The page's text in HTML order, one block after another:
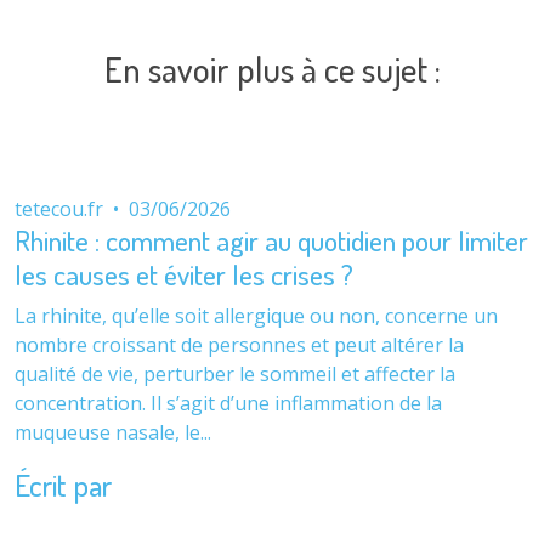
En savoir plus à ce sujet :
tetecou.fr • 03/06/2026
Rhinite : comment agir au quotidien pour limiter
les causes et éviter les crises ?
La rhinite, qu’elle soit allergique ou non, concerne un
nombre croissant de personnes et peut altérer la
qualité de vie, perturber le sommeil et affecter la
concentration. Il s’agit d’une inflammation de la
muqueuse nasale, le...
Écrit par